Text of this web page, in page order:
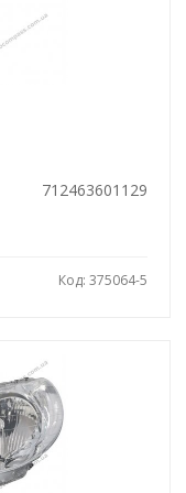
712463601129
Код: 375064-5